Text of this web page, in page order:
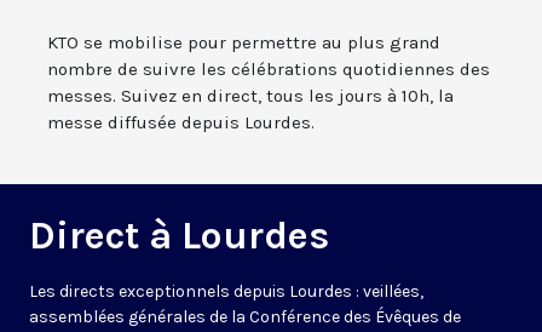
KTO se mobilise pour permettre au plus grand
nombre de suivre les célébrations quotidiennes des
messes. Suivez en direct, tous les jours à 10h, la
messe diffusée depuis Lourdes.
Direct à Lourdes
Les directs exceptionnels depuis Lourdes : veillées,
assemblées générales de la Conférence des Évêques de